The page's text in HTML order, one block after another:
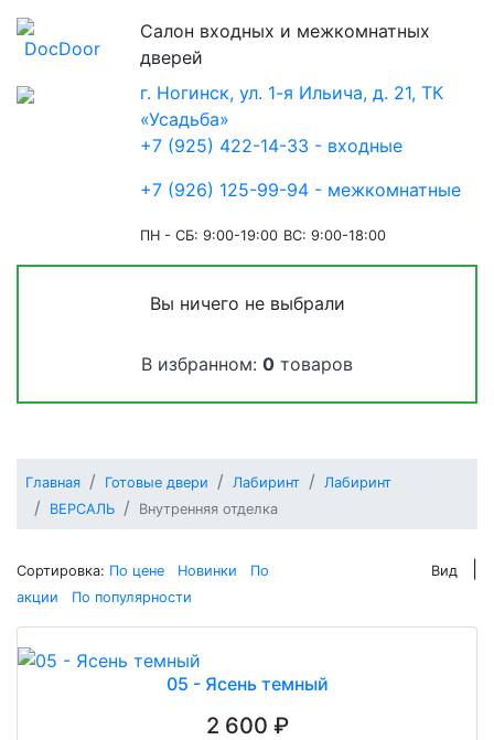
Салон входных и межкомнатных
дверей
г. Ногинск, ул. 1-я Ильича, д. 21, ТК
«Усадьба»
+7 (925) 422-14-33 - входные
+7 (926) 125-99-94 - межкомнатные
ПН - СБ: 9:00-19:00 ВС: 9:00-18:00
Вы ничего не выбрали
В избранном: 0 товаров
Главная Готовые двери Лабиринт
Лабиринт
ВЕРСАЛЬ
Внутренняя отделка
Сортировка: По цене Новинки
По
акции
По популярности
Вид
05 - Ясень темный
2 600 ₽